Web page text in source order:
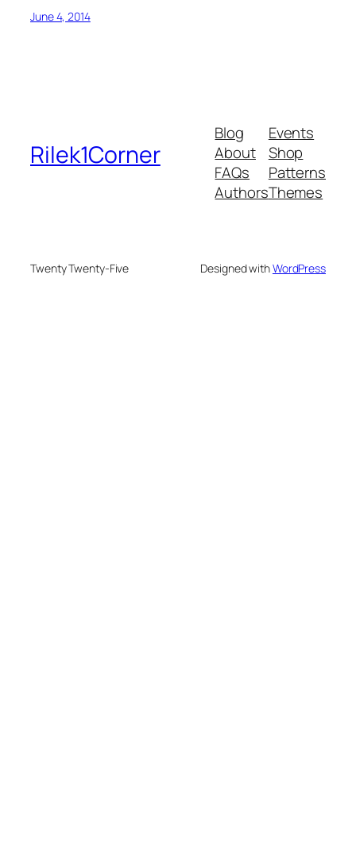
June 4, 2014
Rilek1Corner
Blog
About
FAQs
Authors
Events
Shop
Patterns
Themes
Twenty Twenty-Five Designed withWordPress